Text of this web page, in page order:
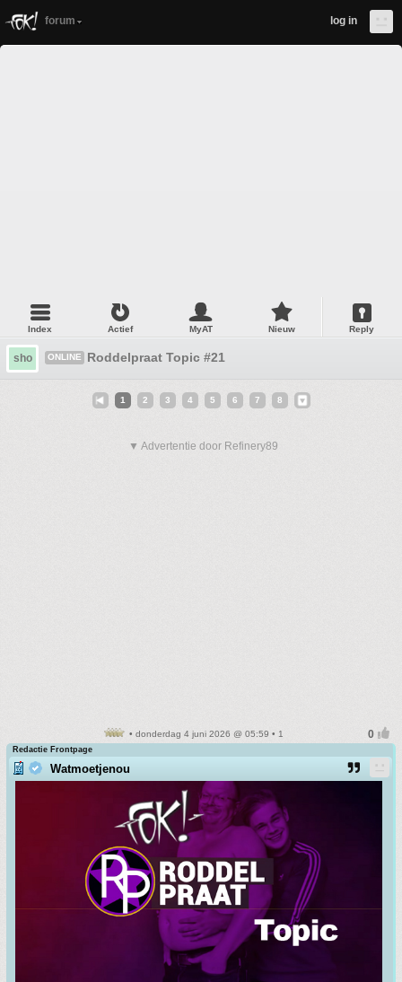
forum log in
Index Actief MyAT Nieuw Reply
sho ONLINE Roddelpraat Topic #21
1 2 3 4 5 6 7 8
▼ Advertentie door Refinery89
• donderdag 4 juni 2026 @ 05:59 • 1
Redactie Frontpage
Watmoetjenou